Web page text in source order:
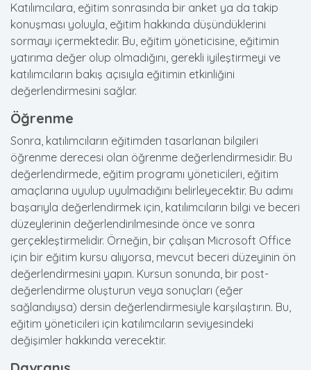
Katılımcılara, eğitim sonrasında bir anket ya da takip
konuşması yoluyla, eğitim hakkında düşündüklerini
sormayı içermektedir. Bu, eğitim yöneticisine, eğitimin
yatırıma değer olup olmadığını, gerekli iyileştirmeyi ve
katılımcıların bakış açısıyla eğitimin etkinliğini
değerlendirmesini sağlar.
Öğrenme
Sonra, katılımcıların eğitimden tasarlanan bilgileri
öğrenme derecesi olan öğrenme değerlendirmesidir. Bu
değerlendirmede, eğitim programı yöneticileri, eğitim
amaçlarına uyulup uyulmadığını belirleyecektir. Bu adımı
başarıyla değerlendirmek için, katılımcıların bilgi ve beceri
düzeylerinin değerlendirilmesinde önce ve sonra
gerçekleştirmelidir. Örneğin, bir çalışan Microsoft Office
için bir eğitim kursu alıyorsa, mevcut beceri düzeyinin ön
değerlendirmesini yapın. Kursun sonunda, bir post-
değerlendirme oluşturun veya sonuçları (eğer
sağlandıysa) dersin değerlendirmesiyle karşılaştırın. Bu,
eğitim yöneticileri için katılımcıların seviyesindeki
değişimler hakkında verecektir.